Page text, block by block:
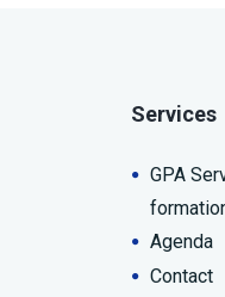
Services
GPA
Agenda
Contact